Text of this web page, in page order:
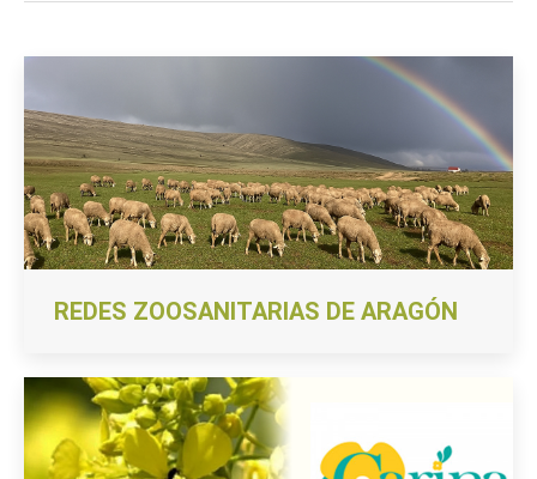
REDES ZOOSANITARIAS DE ARAGÓN